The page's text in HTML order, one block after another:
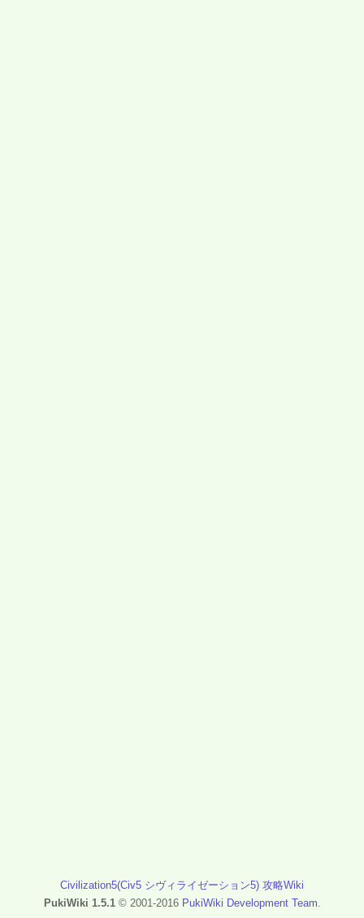
Civilization5(Civ5 シヴィライゼーション5) 攻略Wiki
PukiWiki 1.5.1© 2001-2016 PukiWiki Development Team.